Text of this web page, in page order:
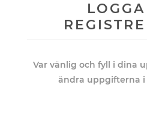
Var vänlig och fyll i dina
ändra uppgifterna i